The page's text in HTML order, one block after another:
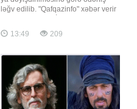
ləğv edilib. "Qafqazinfo" xəbər verir
tətbiqi barədə Fərman imzaladığı
"Media haqqında" qanuna
edək ki, jurnalist vəsiqəsinin
verilməsinə və dəyişdirilməsin
13:49 209